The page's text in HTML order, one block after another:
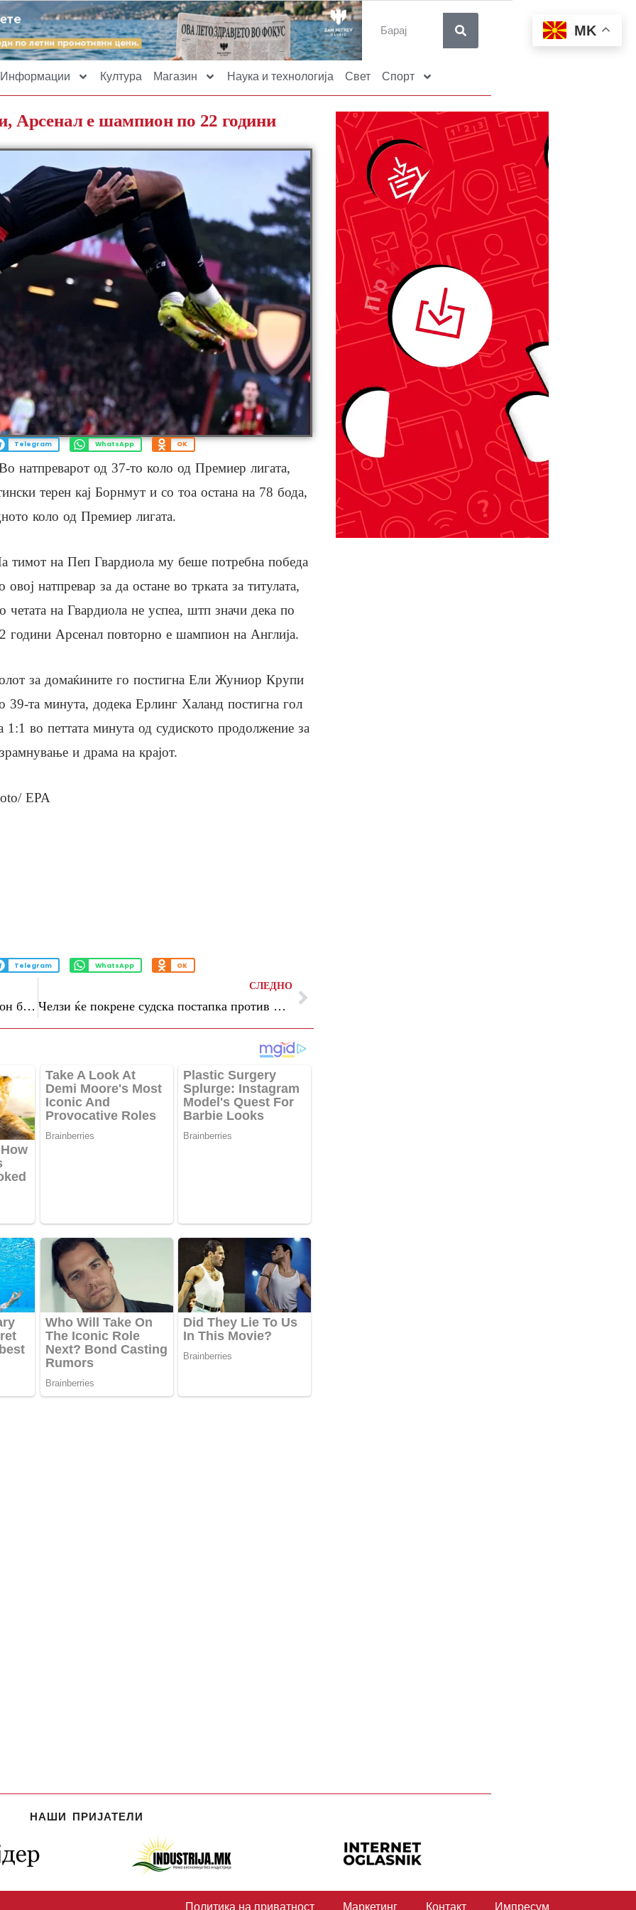
Информации Култура Магазин Наука и технологија Свет Спорт
Арсенал е шампион по 22 години
Telegram WhatsApp OK
натпреварот од 37-то коло од Премиер лигата,
терен кај Борнмут и со тоа остана на 78 бода,
коло од Премиер лигата.
тимот на Пеп Гвардиола му беше потребна победа
овој натпревар за да остане во трката за титулата,
четата на Гвардиола не успеа, штп значи дека по
години Арсенал повторно е шампион на Англија.
за домаќините го постигна Ели Жуниор Крупи
39-та минута, додека Ерлинг Халанд постигна гол
1:1 во петтата минута од судиското продолжение за
и драма на крајот.
EPA
Telegram WhatsApp OK
Аферата „Спајгејт“ го остави Саутемптон без можност да се бори за место во Премиер лигата
СЛЕДНО
Челзи ќе покрене судска постапка против Сити
НАШИ ПРИЈАТЕЛИ
MK